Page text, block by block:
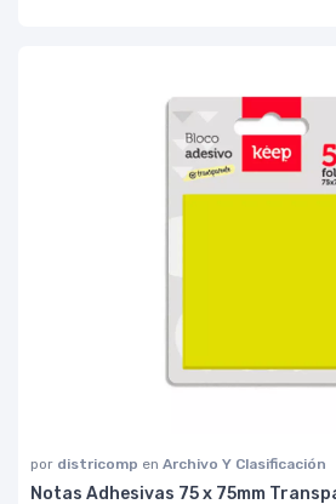
por districomp en Archivo Y Clasificación
Notas Adhesivas 75 x 75mm